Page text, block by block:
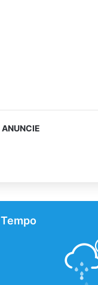
ANUNCIE
Tempo